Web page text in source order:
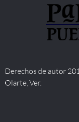
Derechos de autor
Olarte, Ver.